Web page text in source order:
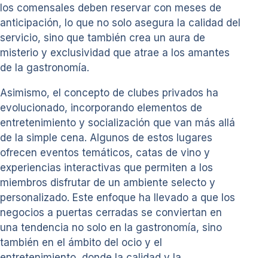
los comensales deben reservar con meses de
anticipación, lo que no solo asegura la calidad del
servicio, sino que también crea un aura de
misterio y exclusividad que atrae a los amantes
de la gastronomía.
Asimismo, el concepto de clubes privados ha
evolucionado, incorporando elementos de
entretenimiento y socialización que van más allá
de la simple cena. Algunos de estos lugares
ofrecen eventos temáticos, catas de vino y
experiencias interactivas que permiten a los
miembros disfrutar de un ambiente selecto y
personalizado. Este enfoque ha llevado a que los
negocios a puertas cerradas se conviertan en
una tendencia no solo en la gastronomía, sino
también en el ámbito del ocio y el